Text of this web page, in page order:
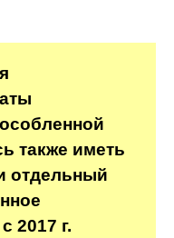
также иметь
отдельный
2017 г.